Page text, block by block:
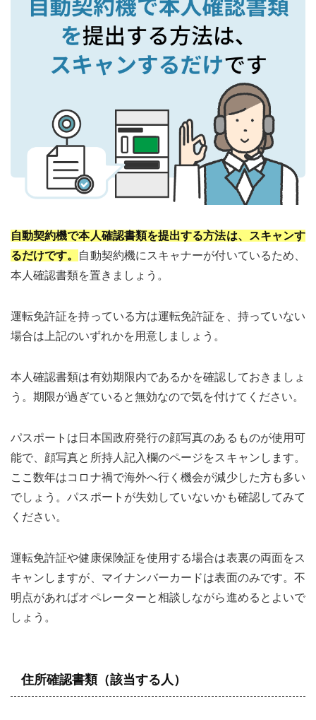
自動契約機で本人確認書類を提出する方法は、スキャンす
るだけです。 自動契約機にスキャナーが付いているため、
本人確認書類を置きましょう。
運転免許証を持っている方は運転免許証を、持っていない
場合は上記のいずれかを用意しましょう。
本人確認書類は有効期限内であるかを確認しておきましょ
う。期限が過ぎていると無効なので気を付けてください。
パスポートは日本国政府発行の顔写真のあるものが使用可
能で、顔写真と所持人記入欄のページをスキャンします。
ここ数年はコロナ禍で海外へ行く機会が減少した方も多い
でしょう。パスポートが失効していないかも確認してみて
ください。
運転免許証や健康保険証を使用する場合は表裏の両面をス
キャンしますが、マイナンバーカードは表面のみです。不
明点があればオペレーターと相談しながら進めるとよいで
しょう。
住所確認書類（該当する人）